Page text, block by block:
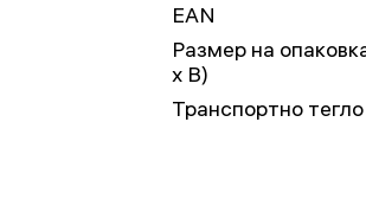
EAN
Размер на
x В)
Транспортно тегло